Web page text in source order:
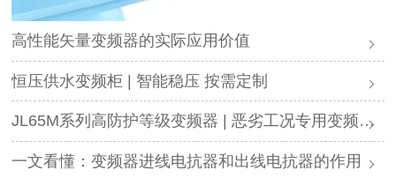
高性能矢量变频器的实际应用价值
恒压供水变频柜 | 智能稳压 按需定制
JL65M系列高防护等级变频器 | 恶劣工况专用变频解决方案
一文看懂：变频器进线电抗器和出线电抗器的作用